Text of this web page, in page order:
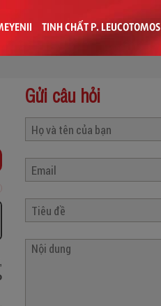
TINH CHẤT P. LEUCOTOMOS
Gửi câu hỏi